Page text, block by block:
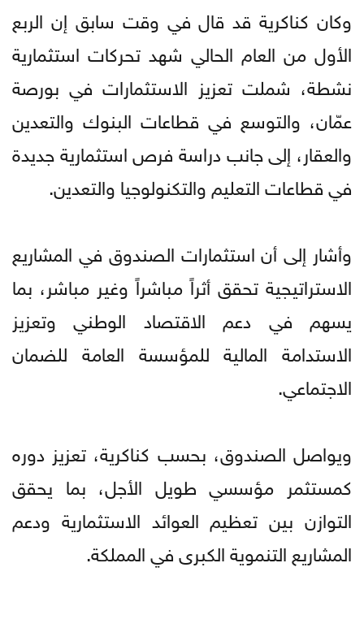
وكان كناكرية قد قال في وقت سابق إن الربع
الأول من العام الحالي شهد تحركات استثمارية
نشطة، شملت تعزيز الاستثمارات في بورصة
عمّان، والتوسع في قطاعات البنوك والتعدين
والعقار، إلى جانب دراسة فرص استثمارية جديدة
في قطاعات التعليم والتكنولوجيا والتعدين.
وأشار إلى أن استثمارات الصندوق في المشاريع
الاستراتيجية تحقق أثراً مباشراً وغير مباشر، بما
يسهم في دعم الاقتصاد الوطني وتعزيز
الاستدامة المالية للمؤسسة العامة للضمان
الاجتماعي.
ويواصل الصندوق، بحسب كناكرية، تعزيز دوره
كمستثمر مؤسسي طويل الأجل، بما يحقق
التوازن بين تعظيم العوائد الاستثمارية ودعم
المشاريع التنموية الكبرى في المملكة.